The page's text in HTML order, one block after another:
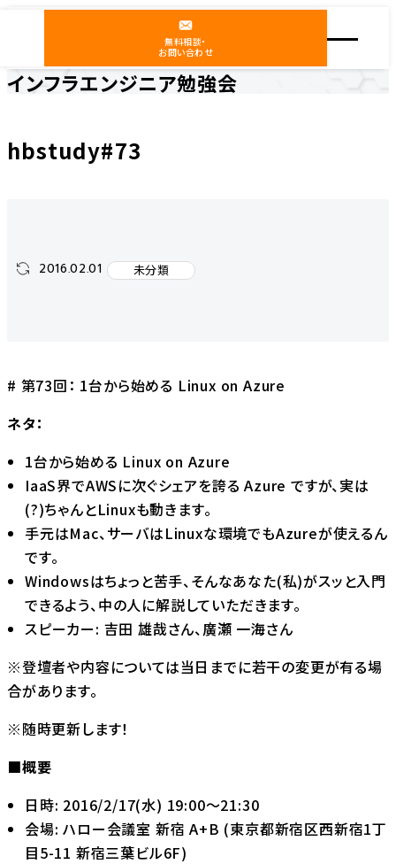
無料相談・
お問い合わせ
インフラエンジニア勉強会
hbstudy#73
2016.02.01 未分類
# 第73回： 1台から始める Linux on Azure
ネタ：
1台から始める Linux on Azure
IaaS界でAWSに次ぐシェアを誇る Azure ですが、実は
(?)ちゃんとLinuxも動きます。
手元はMac、サーバはLinuxな環境でもAzureが使えるん
です。
Windowsはちょっと苦手、そんなあなた(私)がスッと入門
できるよう、中の人に解説していただきます。
スピーカー: 吉田 雄哉さん、廣瀬 一海さん
※登壇者や内容については当日までに若干の変更が有る場
合があります。
※随時更新します！
■概要
日時: 2016/2/17(水) 19:00〜21:30
会場: ハロー会議室 新宿 A+B (東京都新宿区西新宿1丁
目5-11 新宿三葉ビル6F)